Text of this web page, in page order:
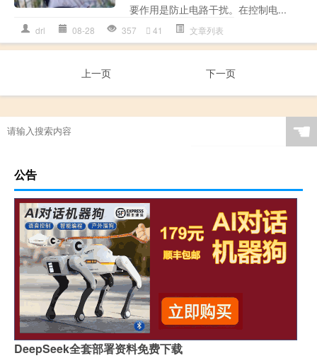
要作用是防止电路干扰。在控制电...
drl 08-28 357 41 文章列表
上一页 下一页
☚
公告
DeepSeek全套部署资料免费下载